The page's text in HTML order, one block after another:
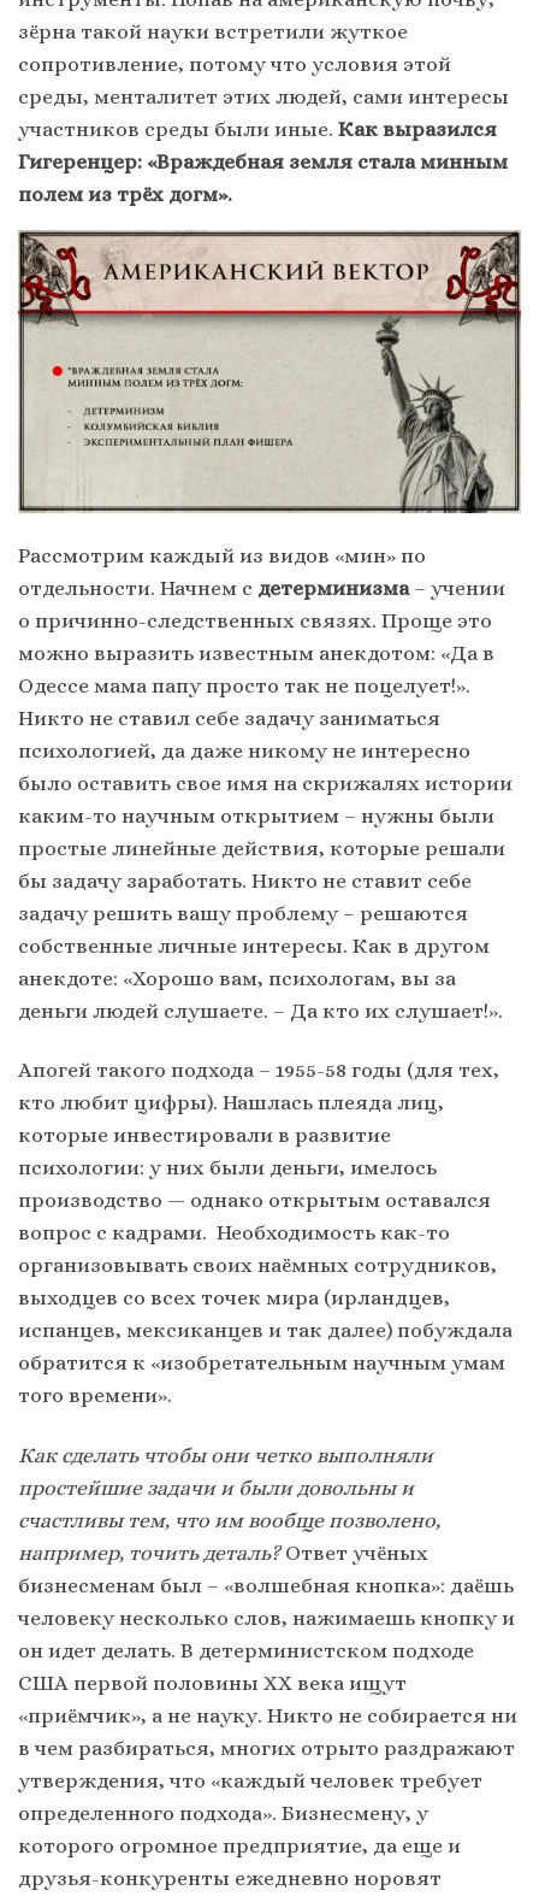
зёрна такой науки встретили жуткое
сопротивление, потому что условия этой
среды, менталитет этих людей, сами интересы
участников среды были иные. Как выразился
Гигеренцер: «Враждебная земля стала минным
полем из трёх догм».
Рассмотрим каждый из видов «мин» по
отдельности. Начнем с детерминизма– учении
о причинно-следственных связях. Проще это
можно выразить известным анекдотом: «Да в
Одессе мама папу просто так не поцелует!».
Никто не ставил себе задачу заниматься
психологией, да даже никому не интересно
было оставить свое имя на скрижалях истории
каким-то научным открытием – нужны были
простые линейные действия, которые решали
бы задачу заработать. Никто не ставит себе
задачу решить вашу проблему – решаются
собственные личные интересы. Как в другом
анекдоте: «Хорошо вам, психологам, вы за
деньги людей слушаете. – Да кто их слушает!».
Апогей такого подхода – 1955-58 годы (для тех,
кто любит цифры). Нашлась плеяда лиц,
которые инвестировали в развитие
психологии: у них были деньги, имелось
производство — однако открытым оставался
вопрос с кадрами. Необходимость как-то
организовывать своих наёмных сотрудников,
выходцев со всех точек мира (ирландцев,
испанцев, мексиканцев и так далее) побуждала
обратится к «изобретательным научным умам
того времени».
Как сделать чтобы они четко выполняли
простейшие задачи и были довольны и
счастливы тем, что им вообще позволено,
например, точить деталь?Ответ учёных
бизнесменам был – «волшебная кнопка»: даёшь
человеку несколько слов, нажимаешь кнопку и
он идет делать. В детерминистском подходе
США первой половины XX века ищут
«приёмчик», а не науку. Никто не собирается ни
в чем разбираться, многих отрыто раздражают
утверждения, что «каждый человек требует
определенного подхода». Бизнесмену, у
которого огромное предприятие, да еще и
друзья-конкуренты ежедневно норовят